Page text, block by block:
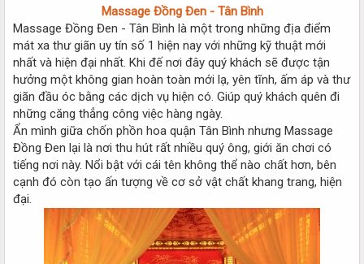
Massage Đồng Đen - Tân Bình
Massage Đồng Đen - Tân Bình là một trong những địa điểm
mát xa thư giãn uy tín số 1 hiện nay với những kỹ thuật mới
nhất và hiện đại nhất. Khi đế nơi đây quý khách sẽ được tận
hưởng một không gian hoàn toàn mới lạ, yên tĩnh, ấm áp và thư
giãn đầu óc bằng các dịch vụ hiện có. Giúp quý khách quên đi
những căng thẳng công việc hàng ngày.
Ẩn mình giữa chốn phồn hoa quận Tân Bình nhưng Massage
Đồng Đen lại là nơi thu hút rất nhiều quý ông, giới ăn chơi có
tiếng nơi này. Nổi bật với cái tên không thể nào chất hơn, bên
cạnh đó còn tạo ấn tượng về cơ sở vật chất khang trang, hiện
đại.